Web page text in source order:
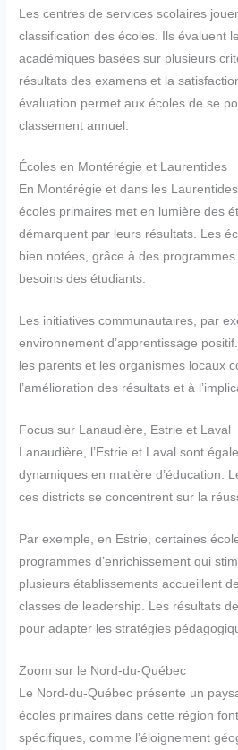
Les centres de services scolaires
classification des écoles. Ils évaluent
académiques basées sur plusieurs
résultats des examens et la
évaluation permet aux écoles de se
classement annuel.
Écoles en Montérégie et Laurentides
En Montérégie et dans les
écoles primaires met en lumière des
démarquent par leurs résultats. Les
bien notées, grâce à des
besoins des étudiants.
Les initiatives communautaires, par
environnement d’apprentissage
les parents et les organismes locaux
l’amélioration des résultats et à
Focus sur Lanaudière, Estrie et Laval
Lanaudière, l’Estrie et Laval sont
dynamiques en matière d’éducation.
ces districts se concentrent sur la
Par exemple, en Estrie, certaines
programmes d’enrichissement qui
plusieurs établissements accueillent
classes de leadership. Les résultats
pour adapter les stratégies
Zoom sur le Nord-du-Québec
Le Nord-du-Québec présente un
écoles primaires dans cette région
spécifiques, comme l’éloignement